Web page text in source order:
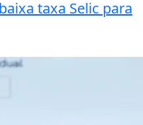
taxa Selic para